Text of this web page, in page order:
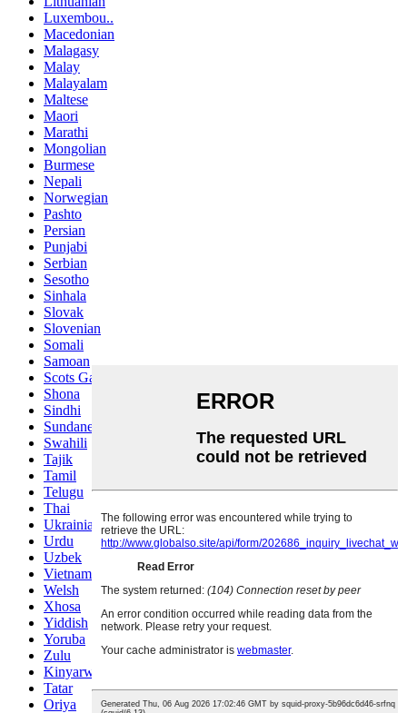
Luxembou..
Macedonian
Malagasy
Malay
Malayalam
Maltese
Maori
Marathi
Mongolian
Burmese
Nepali
Norwegian
Pashto
Persian
Punjabi
Serbian
Sesotho
Sinhala
Slovak
Slovenian
Somali
Samoan
Scots Gaelic
Shona
Sindhi
Sundanese
Swahili
Tajik
Tamil
Telugu
Thai
Ukrainian
Urdu
Uzbek
Vietnamese
Welsh
Xhosa
Yiddish
Yoruba
Zulu
Kinyarwanda
Tatar
Oriya